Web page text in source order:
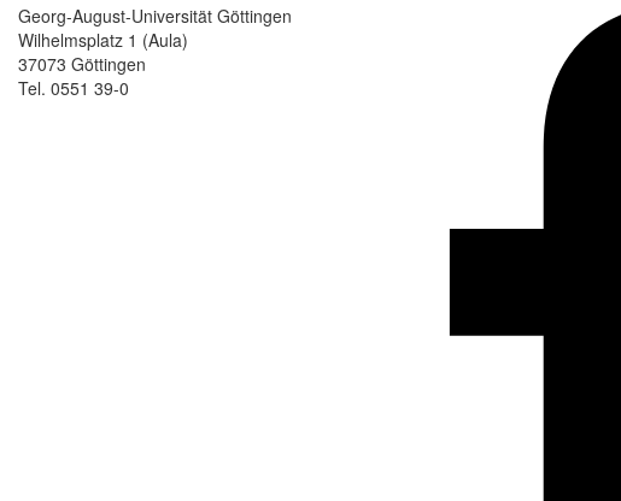
Georg-August-Universität Göttingen
Wilhelmsplatz 1 (Aula)
37073 Göttingen
Tel. 0551 39-0